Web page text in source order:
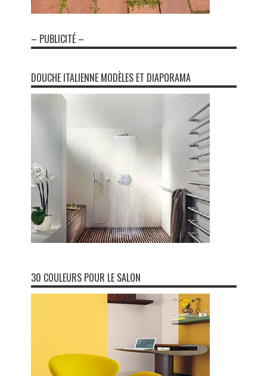
– PUBLICITÉ –
DOUCHE ITALIENNE MODÈLES ET DIAPORAMA
30 COULEURS POUR LE SALON